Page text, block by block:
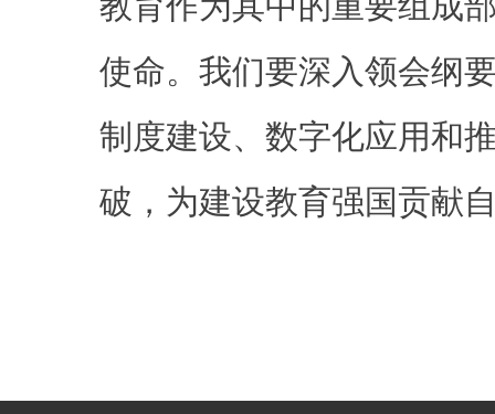
使命。我们要深入领会纲
制度建设、数字化应用和
破，为建设教育强国贡献